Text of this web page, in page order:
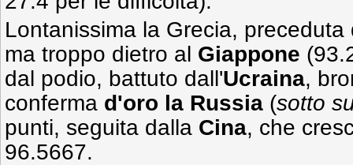
Lontanissima la Grecia,
ma troppo dietro al Giappone
dal podio, battuto dall'Ucraina,
conferma d'oro la Russia (sotto
punti, seguita dalla Cina, che
96.5667.